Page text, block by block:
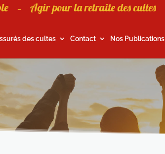
– Agir pour la retraite des cultes
des cultes Contact Nos Publications